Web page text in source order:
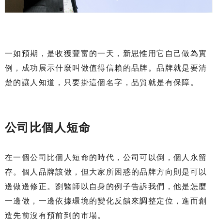
一如預期，是收獲豐富的一天，新思惟用它自己做為實
例，成功展示什麼叫做值得信賴的品牌。品牌就是要清
楚的讓人知道，只要掛這個名字，品質就是有保障。
公司比個人短命
在一個公司比個人短命的時代，公司可以倒，個人永留
存。個人品牌該做，但大家所困惑的品牌方向則是可以
邊做邊修正。劉醫師以自身的例子告訴我們，他是怎麼
一邊做，一邊依據環境的變化反饋來調整定位，進而創
造先前沒有預前到的市場。